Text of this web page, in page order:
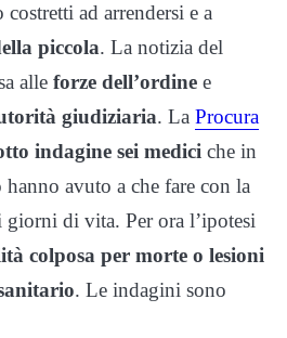
ad arrendersi e a
piccola. La notizia del
alle forze dell’ordine e
giudiziaria. La Procura
indagine sei medici che in
avuto a che fare con la
di vita. Per ora l’ipotesi
colposa per morte o lesioni
. Le indagini sono